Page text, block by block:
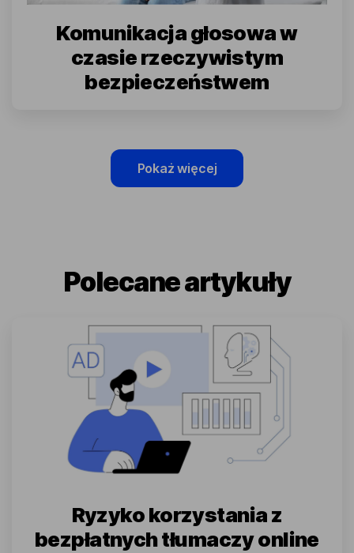
Komunikacja głosowa w
czasie rzeczywistym
bezpieczeństwem
Pokaż więcej
Polecane artykuły
Ryzyko korzystania z
bezpłatnych tłumaczy online